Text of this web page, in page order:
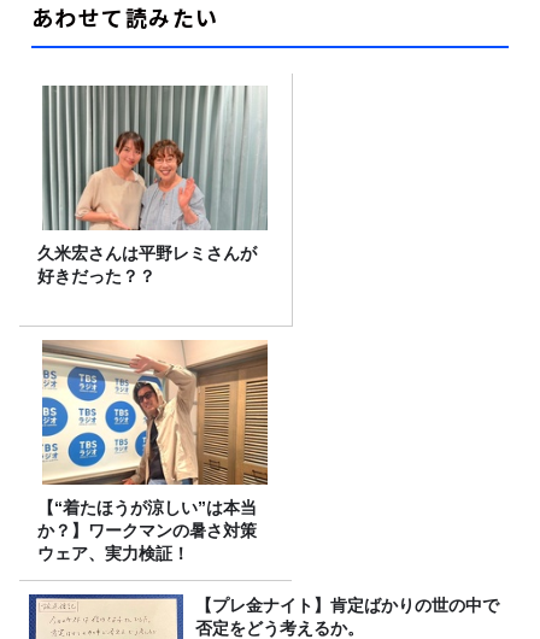
あわせて読みたい
久米宏さんは平野レミさんが
好きだった？？
【“着たほうが涼しい”は本当
か？】ワークマンの暑さ対策
ウェア、実力検証！
【プレ金ナイト】肯定ばかりの世の中で
否定をどう考えるか。